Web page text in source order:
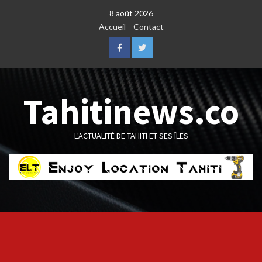
8 août 2026
Accueil
Contact
FacebookTwitter
Tahitinews.co
L'ACTUALITÉ DE TAHITI ET SES ÎLES